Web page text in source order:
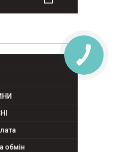
обмін